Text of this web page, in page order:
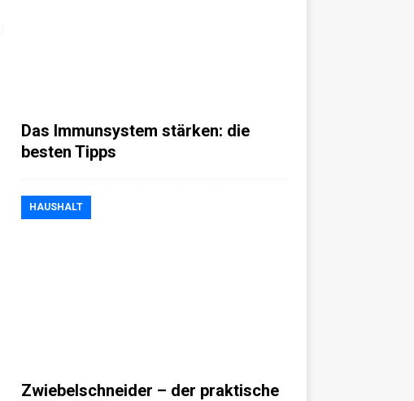
Das Immunsystem stärken: die
besten Tipps
HAUSHALT
Zwiebelschneider – der praktische